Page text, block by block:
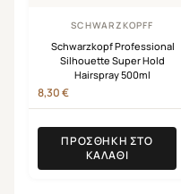
SCHWARZKOPFF
Schwarzkopf Professional
Silhouette Super Hold
Hairspray 500ml
8,30€
ΠΡΟΣΘΉΚΗ ΣΤΟ
ΚΑΛΆΘΙ